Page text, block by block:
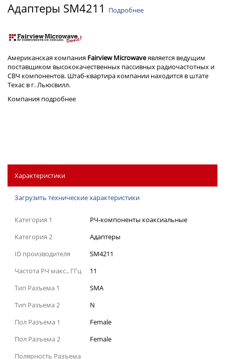
Адаптеры SM4211 Подробнее
Американская компания Fairview Microwaveявляется ведущим
поставщиком высококачественных пассивных радиочастотных и
СВЧ компонентов. Штаб-квартира компании находится в штате
Техас в г. Льюсвилл.
Компания подробнее
Характеристики
Загрузить технические характеристики
Категория 1
РЧ-компоненты коаксиальные
Категория 2
Адаптеры
ID производителя
SM4211
Частота РЧ макс., ГГц
11
Тип Разъема 1
SMA
Тип Разъема 2
N
Пол Разъема 1
Female
Пол Разъема 2
Female
Полярность Разъема